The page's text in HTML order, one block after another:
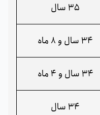
35 سال
34 سال و 8 ماه
34 سال و 4 ماه
34 سال